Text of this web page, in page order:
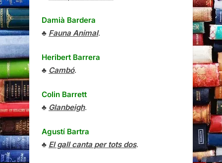
Damià Bardera
♣ Fauna Animal.
Heribert Barrera
♣ Cambó.
Colin Barrett
♣ Glanbeigh.
Agustí Bartra
♣ El gall canta per tots dos.